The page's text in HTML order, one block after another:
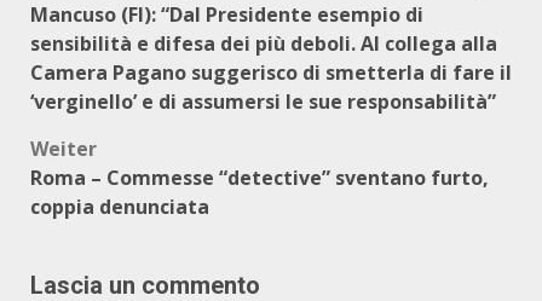
Mancuso (FI): “Dal Presidente esempio di
sensibilità e difesa dei più deboli. Al collega alla
Camera Pagano suggerisco di smetterla di fare il
‘verginello’ e di assumersi le sue responsabilità”
Weiter
Roma – Commesse “detective” sventano furto,
coppia denunciata
Lascia un commento